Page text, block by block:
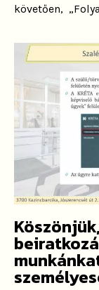
követően,